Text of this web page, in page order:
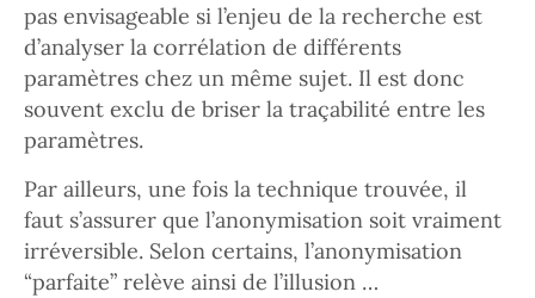
pas envisageable si l’enjeu de la recherche est
d’analyser la corrélation de différents
paramètres chez un même sujet. Il est donc
souvent exclu de briser la traçabilité entre les
paramètres.
Par ailleurs, une fois la technique trouvée, il
faut s’assurer que l’anonymisation soit vraiment
irréversible. Selon certains, l’anonymisation
“parfaite” relève ainsi de l’illusion …